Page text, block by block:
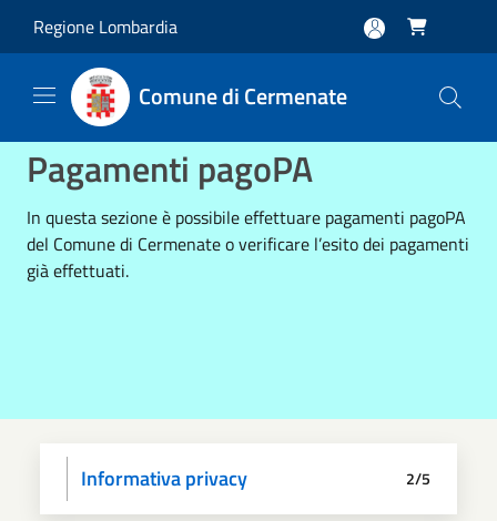
Regione Lombardia 
Comune di Cermenate
Pagamenti pagoPA
In questa sezione è possibile effettuare pagamenti pagoPA
del Comune di Cermenate o verificare l’esito dei pagamenti
già effettuati.
Scegli operazione
Informativa privacy
Dati anagrafici
Paga
Riepilogo 2/5